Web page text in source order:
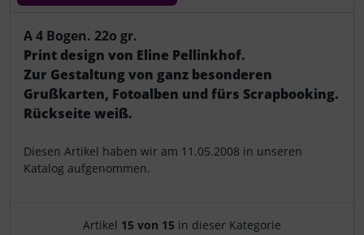
Produktbeschreibung
A 4 Bogen. 22o gr.
Print design von Eline Pellinkhof.
Zur Gestaltung von ganz besonderen
Grußkarten, Fotoalben und fürs Scrapbooking.
Rückseite weiß.
Diesen Artikel haben wir am 11.05.2008 in unseren
Katalog aufgenommen.
Artikelnavigation innerhalb
Artikel 15 von 15 in dieser Kategorie